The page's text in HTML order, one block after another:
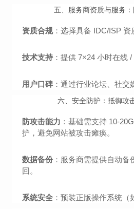
五、服务商资质与服务
资质合规：选择具备 IDC/ISP
技术支持 ：提供 7×24 小时在线
用户口碑 ：通过行业论坛、社交
六、安全防护：抵御攻
防攻击能力 ：基础需支持 10-
护，避免网站被攻击瘫痪。
数据备份 ：服务商需提供自动
回。
系统安全 ：预装正版操作系统